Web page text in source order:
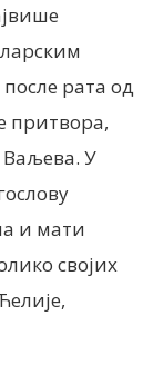
рата од
притвора,
Ваљева. У
и мати
својих